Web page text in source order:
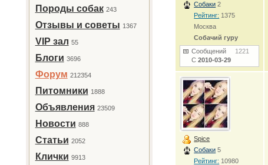
Породы собак 243
Отзывы и советы 1367
VIP зал 55
Блоги 3696
Форум 212354
Питомники 1888
Объявления 23509
Новости 888
Статьи 2052
Клички 9913
Собаки 2
Рейтинг: 1375
Москва
Собачий гуру
Сообщений 1221
С2010-03-29
Spice
Собаки 5
Рейтинг: 10980